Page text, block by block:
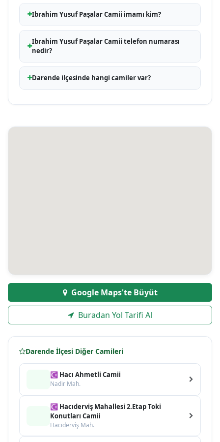
Ibrahim Yusuf Paşalar Camii imamı kim?
Ibrahim Yusuf Paşalar Camii telefon numarası
nedir?
Darende ilçesinde hangi camiler var?
Google Maps'te Büyüt
Buradan Yol Tarifi Al
Darende İlçesi Diğer Camileri
☪ Hacı Ahmetli Camii
Nadir Mah.
☪ Hacıderviş Mahallesi 2.Etap Toki
Konutları Camii
Hacıderviş Mah.